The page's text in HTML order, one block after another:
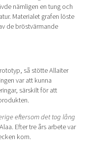
nämligen en tung och
Materialet grafen löste
de bröstvärmande
så stötte Allaiter
var att kunna
särskilt för att
eftersom det tog lång
Efter tre års arbete var
kom.